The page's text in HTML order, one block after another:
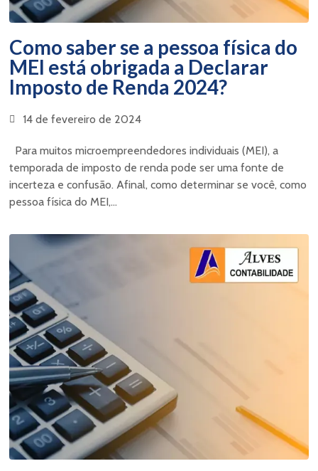
Como saber se a pessoa física do
MEI está obrigada a Declarar
Imposto de Renda 2024?
14 de fevereiro de 2024
Para muitos microempreendedores individuais (MEI), a
temporada de imposto de renda pode ser uma fonte de
incerteza e confusão. Afinal, como determinar se você, como
pessoa física do MEI,...